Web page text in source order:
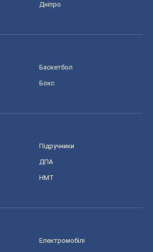
Дніпро
Баскетбол
Бокс
Підручники
ДПА
НМТ
Електромобілі